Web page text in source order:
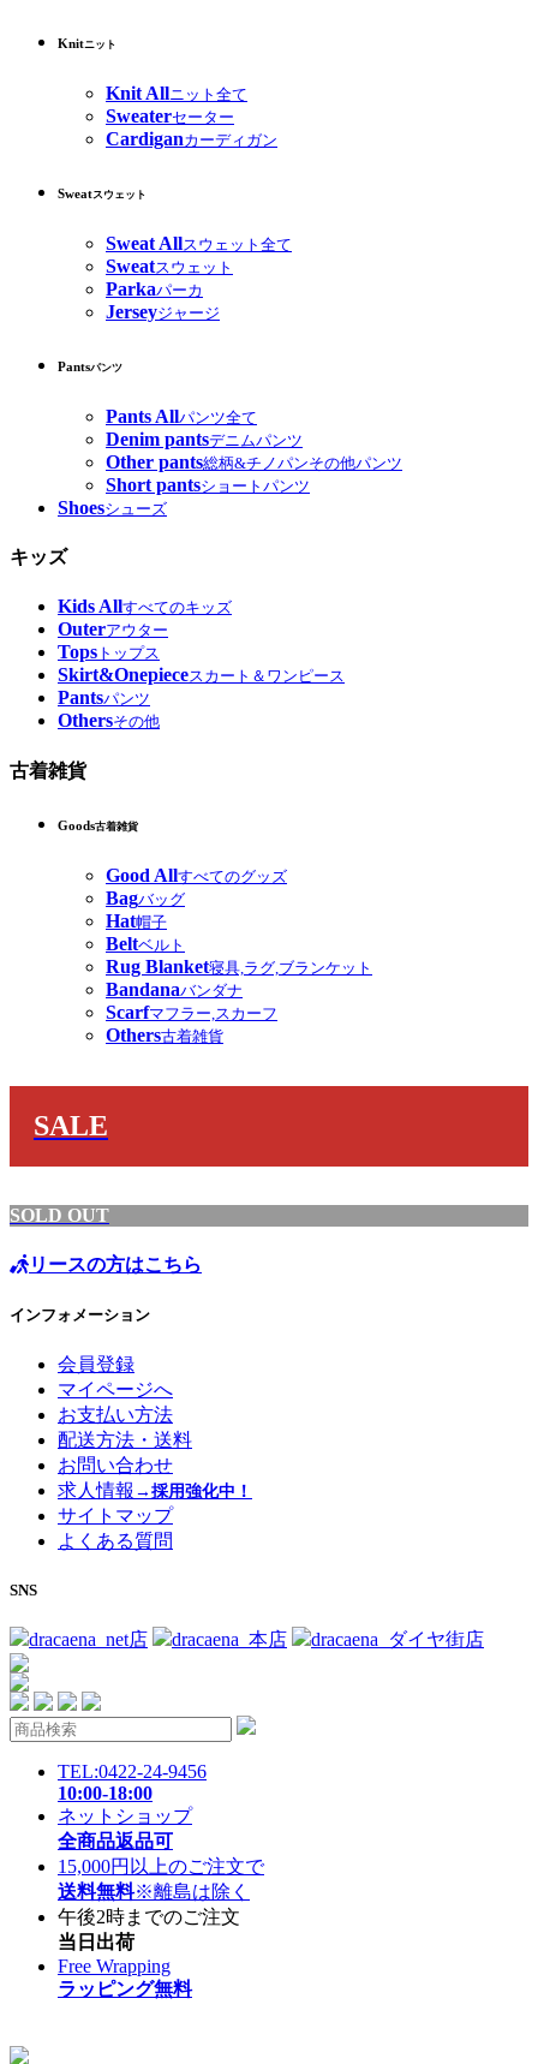
Knitニット
Knit Allニット全て
Sweaterセーター
Cardiganカーディガン
Sweatスウェット
Sweat Allスウェット全て
Sweatスウェット
Parkaパーカ
Jerseyジャージ
Pantsパンツ
Pants Allパンツ全て
Denim pantsデニムパンツ
Other pants総柄&チノパンその他パンツ
Short pantsショートパンツ
Shoesシューズ
キッズ
Kids Allすべてのキッズ
Outerアウター
Tops トップス
Skirt&Onepieceスカート＆ワンピース
Pantsパンツ
Othersその他
古着雑貨
Goods古着雑貨
Good Allすべてのグッズ
Bagバッグ
Hat帽子
Beltベルト
Rug Blanket寝具,ラグ,ブランケット
Bandanaバンダナ
Scarfマフラー,スカーフ
Others古着雑貨
SALE
SOLD OUT
リースの方はこちら
インフォメーション
会員登録
マイページへ
お支払い方法
配送方法・送料
お問い合わせ
求人情報 →採用強化中！
サイトマップ
よくある質問
SNS
dracaena_net店 dracaena_本店 dracaena_ダイヤ街店
TEL:0422-24-9456
10:00-18:00
ネットショップ
全商品返品可
15,000円以上のご注文で
送料無料※離島は除く
午後2時までのご注文
当日出荷
Free Wrapping
ラッピング無料